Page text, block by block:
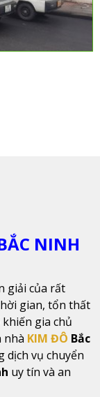
NINH
giải của rất
gian, tổn thất
gia chủ
nhà KIM ĐÔ Bắc
dịch vụ chuyển
uy tín và an